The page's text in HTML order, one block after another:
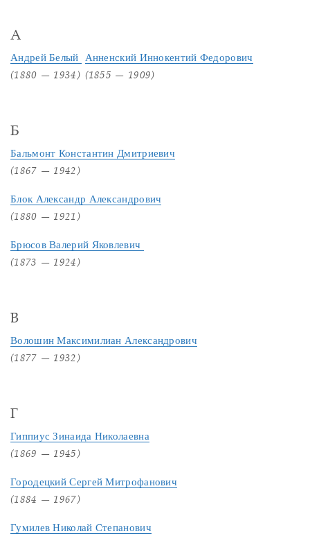
А
Андрей Белый
(1880 — 1934)
Анненский Иннокентий Федорович
(1855 — 1909)
Б
Бальмонт Константин Дмитриевич
(1867 — 1942)
Блок Александр Александрович
(1880 — 1921)
Брюсов Валерий Яковлевич
(1873 — 1924)
В
Волошин Максимилиан Александрович
(1877 — 1932)
Г
Гиппиус Зинаида Николаевна
(1869 — 1945)
Городецкий Сергей Митрофанович
(1884 — 1967)
Гумилев Николай Степанович